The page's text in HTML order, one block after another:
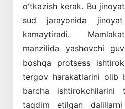
oʻtkazish kerak. Bu
sud jarayonida
kamaytiradi.
manzilida yashovchi
boshqa protsess
tergov harakatlarini olib
barcha ishtirokchilarini
taqdim etilgan dalillarni